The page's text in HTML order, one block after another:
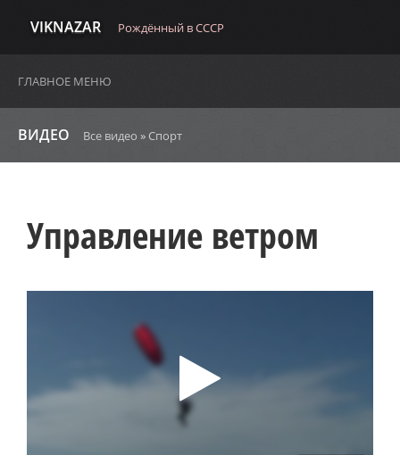
VIKNAZAR Рождённый в СССР
ГЛАВНОЕ МЕНЮ
ВИДЕО Все видео » Спорт
Управление ветром